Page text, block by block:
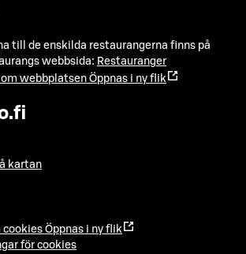
till de enskilda restaurangerna finns på
webbsida: Restauranger
webbplatsen Öppnas i ny flik
kartan
cookies Öppnas i ny flik
för cookies